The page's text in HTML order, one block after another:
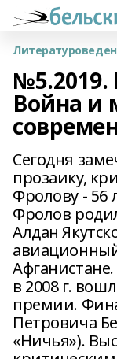
№5.2019.
Война и
Сегодня
прозаику,
Фролову - 56
Фролов
Алдан
в 2008 г.
премии.
Петровича
«Ничья»).